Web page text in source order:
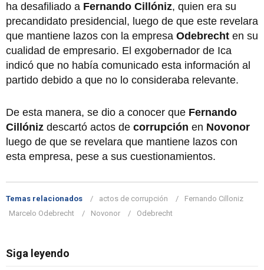
ha desafiliado a Fernando Cillóniz, quien era su
precandidato presidencial, luego de que este revelara
que mantiene lazos con la empresa Odebrecht en su
cualidad de empresario. El exgobernador de Ica
indicó que no había comunicado esta información al
partido debido a que no lo consideraba relevante.
De esta manera, se dio a conocer que Fernando
Cillóniz descartó actos de corrupción en Novonor
luego de que se revelara que mantiene lazos con
esta empresa, pese a sus cuestionamientos.
Temas relacionados actos de corrupción
Fernando Cilloniz
Marcelo Odebrecht
Novonor Odebrecht
Siga leyendo